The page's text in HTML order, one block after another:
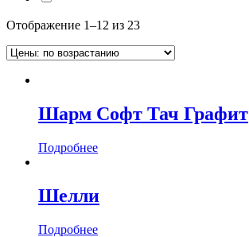
Отображение 1–12 из 23
Шарм Софт Тач Графит
Подробнее
Шелли
Подробнее